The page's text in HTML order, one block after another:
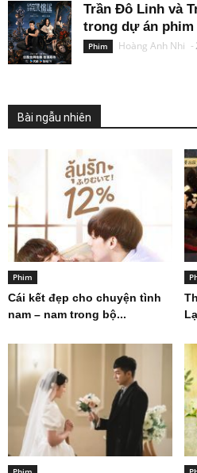
Trần Đô Linh và
trong dự án phim
Phim Hoàng Anh Nhi -
Bài ngẫu nhiên
Phim
Cái kết đẹp cho chuyện tình
nam – nam trong bộ...